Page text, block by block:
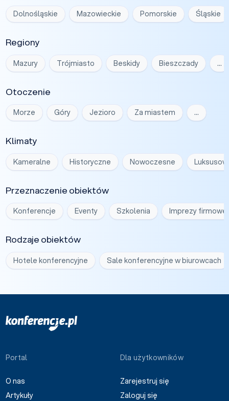
Dolnośląskie Mazowieckie Pomorskie Śląskie
Regiony
Mazury Trójmiasto Beskidy Bieszczady …
Otoczenie
Morze Góry Jezioro Za miastem …
Klimaty
Kameralne Historyczne Nowoczesne
Przeznaczenie obiektów
Konferencje Eventy Szkolenia Imprezy firmowe
Rodzaje obiektów
Hotele konferencyjne Sale konferencyjne w biurowcach
Portal
O nas
Artykuły
Dla użytkowników
Zarejestruj się
Zaloguj się